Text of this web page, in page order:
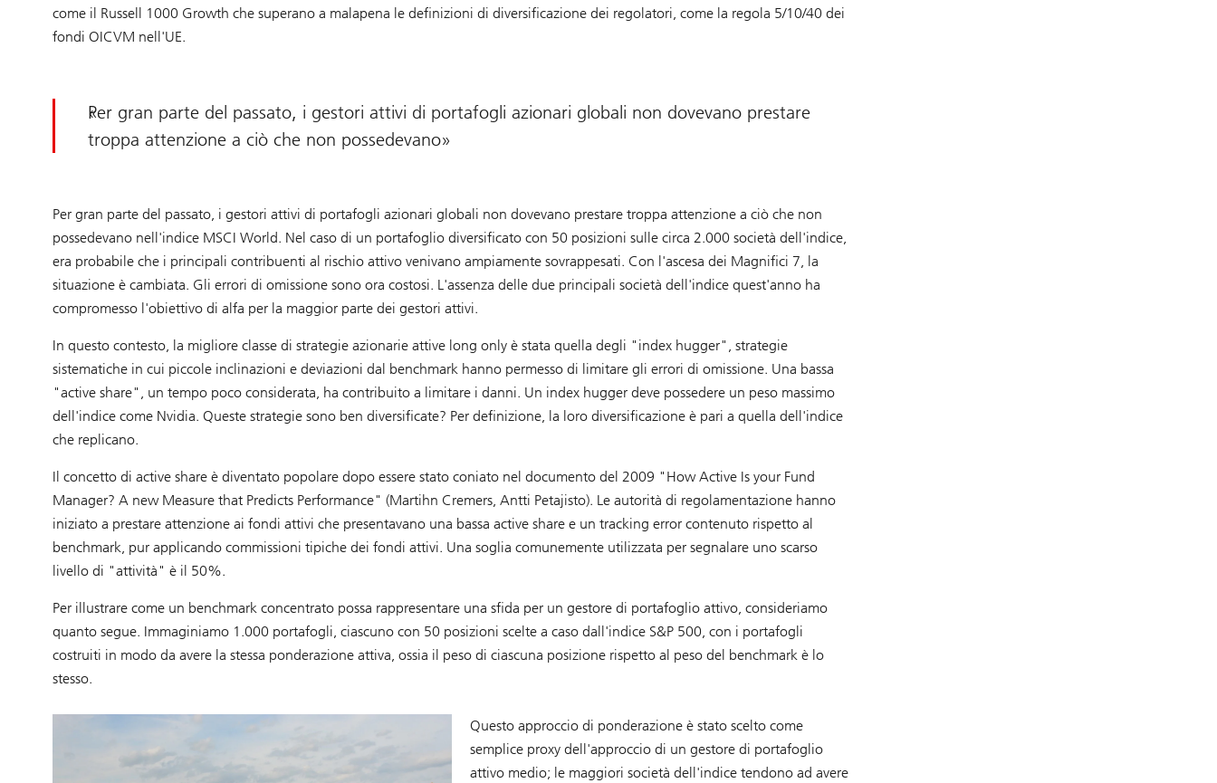
come il Russell 1000 Growth che superano a malapena le definizioni di diversificazione dei regolatori, come la regola 5/10/40 dei
fondi OICVM nell'UE.
Per gran parte del passato, i gestori attivi di portafogli azionari globali non dovevano prestare
troppa attenzione a ciò che non possedevano
Per gran parte del passato, i gestori attivi di portafogli azionari globali non dovevano prestare troppa attenzione a ciò che non
possedevano nell'indice MSCI World. Nel caso di un portafoglio diversificato con 50 posizioni sulle circa 2.000 società dell'indice,
era probabile che i principali contribuenti al rischio attivo venivano ampiamente sovrappesati. Con l'ascesa dei Magnifici 7, la
situazione è cambiata. Gli errori di omissione sono ora costosi. L'assenza delle due principali società dell'indice quest'anno ha
compromesso l'obiettivo di alfa per la maggior parte dei gestori attivi.
In questo contesto, la migliore classe di strategie azionarie attive long only è stata quella degli "index hugger", strategie
sistematiche in cui piccole inclinazioni e deviazioni dal benchmark hanno permesso di limitare gli errori di omissione. Una bassa
"active share", un tempo poco considerata, ha contribuito a limitare i danni. Un index hugger deve possedere un peso massimo
dell'indice come Nvidia. Queste strategie sono ben diversificate? Per definizione, la loro diversificazione è pari a quella dell'indice
che replicano.
Il concetto di active share è diventato popolare dopo essere stato coniato nel documento del 2009 "How Active Is your Fund
Manager? A new Measure that Predicts Performance" (Martihn Cremers, Antti Petajisto). Le autorità di regolamentazione hanno
iniziato a prestare attenzione ai fondi attivi che presentavano una bassa active share e un tracking error contenuto rispetto al
benchmark, pur applicando commissioni tipiche dei fondi attivi. Una soglia comunemente utilizzata per segnalare uno scarso
livello di "attività" è il 50%.
Per illustrare come un benchmark concentrato possa rappresentare una sfida per un gestore di portafoglio attivo, consideriamo
quanto segue. Immaginiamo 1.000 portafogli, ciascuno con 50 posizioni scelte a caso dall'indice S&P 500, con i portafogli
costruiti in modo da avere la stessa ponderazione attiva, ossia il peso di ciascuna posizione rispetto al peso del benchmark è lo
stesso.
Questo approccio di ponderazione è stato scelto come
semplice proxy dell'approccio di un gestore di portafoglio
attivo medio; le maggiori società dell'indice tendono ad avere